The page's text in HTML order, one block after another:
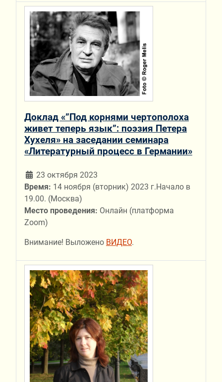
Доклад «”Под корнями чертополоха
живет теперь язык”: поэзия Петера
Хухеля» на заседании семинара
«Литературный процесс в Германии»
23 октября 2023
Время: 14 ноября (вторник) 2023 г.Начало в
19.00. (Москва)
Место проведения: Онлайн (платформа
Zoom)
Внимание! Выложено ВИДЕО.